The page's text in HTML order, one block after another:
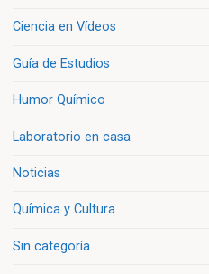
Ciencia en Vídeos
Guía de Estudios
Humor Químico
Laboratorio en casa
Noticias
Química y Cultura
Sin categoría